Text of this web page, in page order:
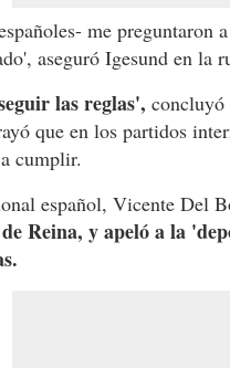
me preguntaron
aseguró Igesund en la
las reglas', concluyó
que en los partidos
cumplir.
español, Vicente Del
Reina, y apeló a la